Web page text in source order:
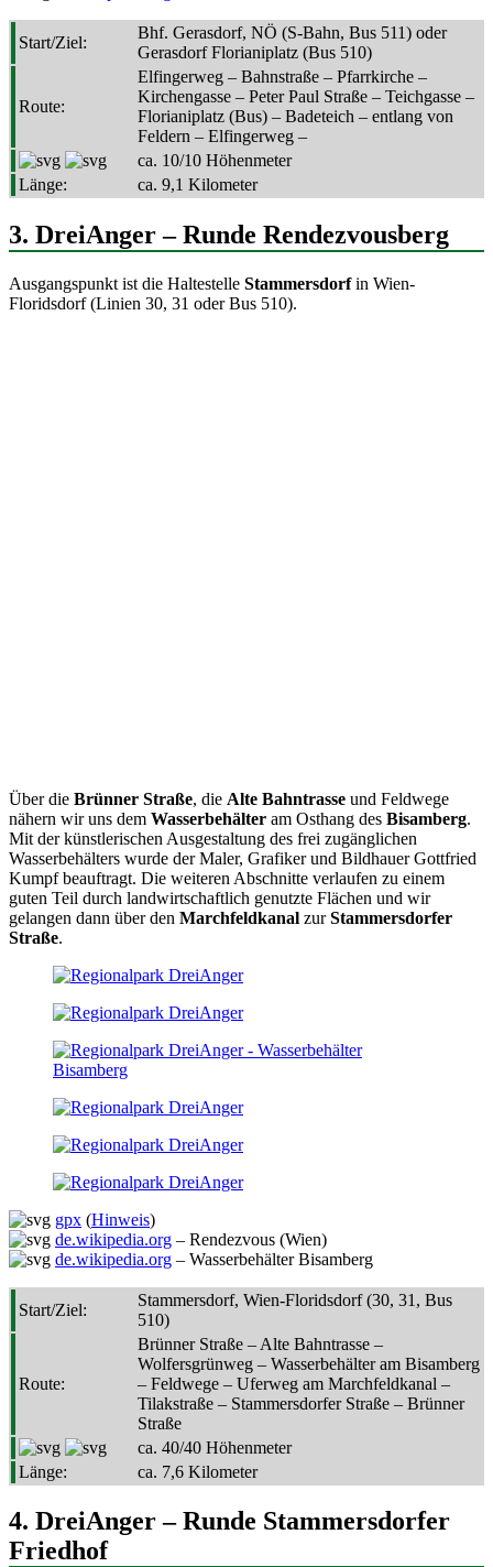
Start/Ziel:
Bhf. Gerasdorf, NÖ (S-Bahn, Bus 511) oder
Gerasdorf Florianiplatz (Bus 510)
Route:
Elfingerweg – Bahnstraße – Pfarrkirche –
Kirchengasse – Peter Paul Straße – Teichgasse –
Florianiplatz (Bus) – Badeteich – entlang von
Feldern – Elfingerweg –
ca. 10/10 Höhenmeter
Länge:
ca. 9,1 Kilometer
3. DreiAnger – Runde Rendezvousberg
Ausgangspunkt ist die Haltestelle Stammersdorfin Wien-
Floridsdorf (Linien 30, 31 oder Bus 510).
Über die Brünner Straße, die Alte Bahntrasse und Feldwege
nähern wir uns dem Wasserbehälter am Osthang des Bisamberg.
Mit der künstlerischen Ausgestaltung des frei zugänglichen
Wasserbehälters wurde der Maler, Grafiker und Bildhauer Gottfried
Kumpf beauftragt. Die weiteren Abschnitte verlaufen zu einem
guten Teil durch landwirtschaftlich genutzte Flächen und wir
gelangen dann über den Marchfeldkanal zurStammersdorfer
Straße.
gpx (Hinweis)
de.wikipedia.org – Rendezvous (Wien)
de.wikipedia.org – Wasserbehälter Bisamberg
Start/Ziel:
Stammersdorf, Wien-Floridsdorf (30, 31, Bus
510)
Route:
Brünner Straße – Alte Bahntrasse –
Wolfersgrünweg – Wasserbehälter am Bisamberg
– Feldwege – Uferweg am Marchfeldkanal –
Tilakstraße – Stammersdorfer Straße – Brünner
Straße
ca. 40/40 Höhenmeter
Länge:
ca. 7,6 Kilometer
4. DreiAnger – Runde Stammersdorfer
Friedhof